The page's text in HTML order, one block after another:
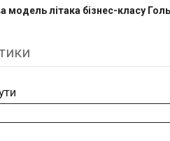
модель літака бізнес-класу